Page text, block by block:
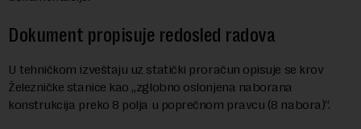
Dokument propisuje redosled radova
U tehničkom izveštaju uz statički proračun opisuje se krov
Železničke stanice kao „zglobno oslonjena naborana
konstrukcija preko 8 polja u poprečnom pravcu (8 nabora)“.